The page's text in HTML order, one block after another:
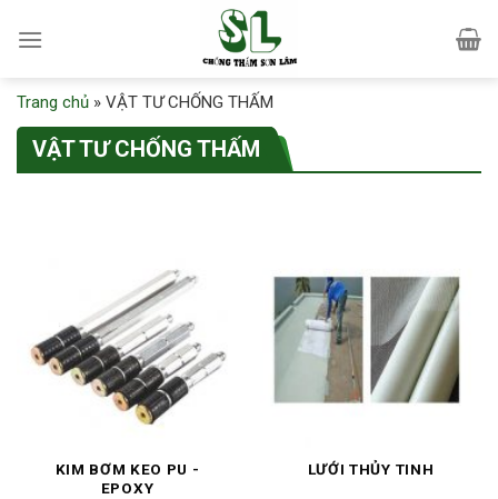
Trang chủ » VẬT TƯ CHỐNG THẤM
VẬT TƯ CHỐNG THẤM
KIM BƠM KEO PU -
EPOXY
LƯỚI THỦY TINH